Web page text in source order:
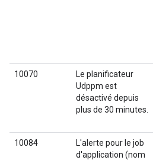
10070
Le planificateur
Udppm est
désactivé depuis
plus de 30 minutes.
10084
L'alerte pour le job
d'application (nom